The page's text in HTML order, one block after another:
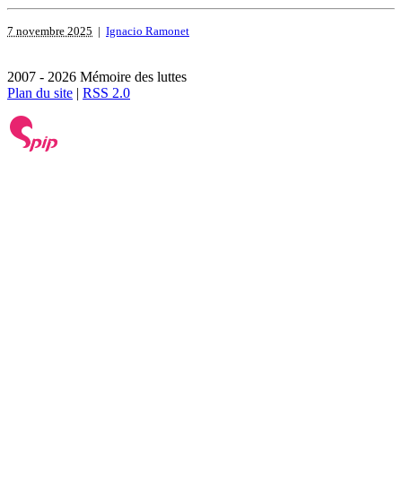
7 novembre 2025 | Ignacio Ramonet
2007 - 2026 Mémoire des luttes
Plan du site | RSS 2.0